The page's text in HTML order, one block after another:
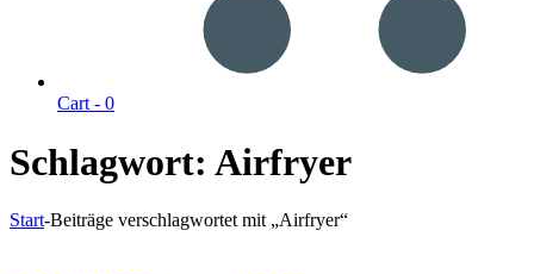
Cart - 0
Schlagwort: Airfryer
Start-Beiträge verschlagwortet mit „Airfryer“